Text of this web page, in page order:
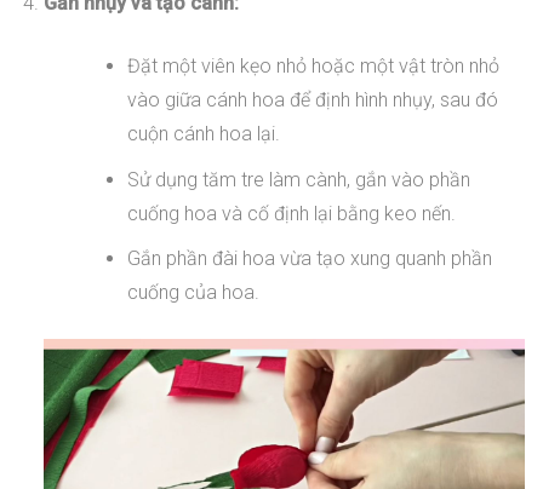
Đặt một viên kẹo nhỏ hoặc một vật tròn nhỏ
vào giữa cánh hoa để định hình nhụy, sau đó
cuộn cánh hoa lại.
Sử dụng tăm tre làm cành, gắn vào phần
cuống hoa và cố định lại bằng keo nến.
Gắn phần đài hoa vừa tạo xung quanh phần
cuống của hoa.